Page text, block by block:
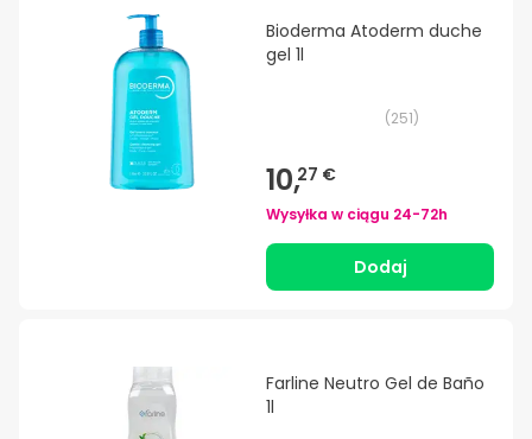
Bioderma Atoderm duche
gel 1l
(251)
10,27 €
Wysyłka w ciągu 24-72h
Dodaj
Farline Neutro Gel de Baño
1l